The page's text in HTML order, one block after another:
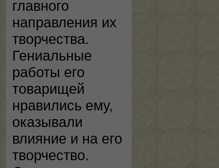
главного
направления их
творчества.
Гениальные
работы его
товарищей
нравились ему,
оказывали
влияние и на его
творчество.